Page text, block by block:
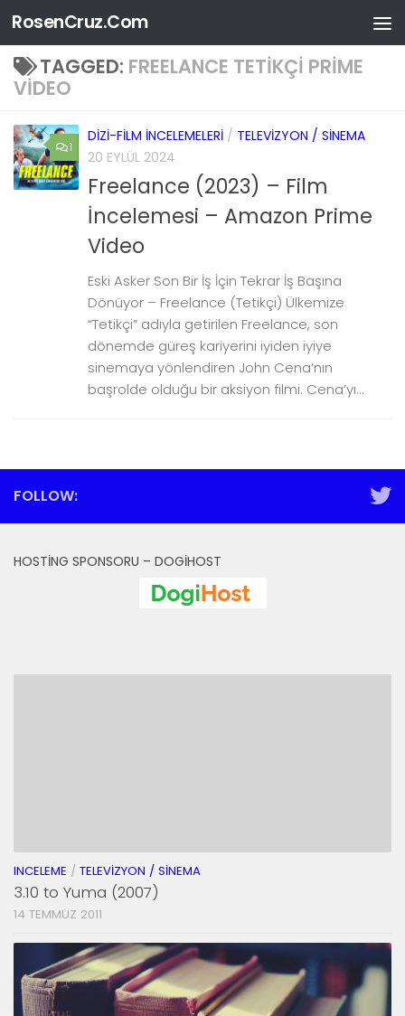
Skip to content
RosenCruz.Com
TAGGED: FREELANCE TETIKÇI PRIME
VIDEO
1
DIZI-FILM İNCELEMELERI / TELEVIZYON / SINEMA
20 EYLÜL 2024
Freelance (2023) – Film
İncelemesi – Amazon Prime
Video
Eski Asker Son Bir İş İçin Tekrar İş Başına
Dönüyor – Freelance (Tetikçi) Ülkemize
“Tetikçi” adıyla getirilen Freelance, son
dönemde güreş kariyerini iyiden iyiye
sinemaya yönlendiren John Cena‘nın
başrolde olduğu bir aksiyon filmi. Cena’yı...
FOLLOW:
HOSTING SPONSORU – DOGIHOST
INCELEME / TELEVIZYON / SINEMA
3.10 to Yuma (2007)
14 TEMMUZ 2011